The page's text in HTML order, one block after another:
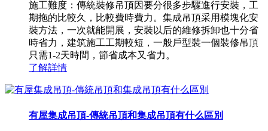
施工難度：傳統裝修吊頂因要分很多步驟進行安裝，工
期拖的比較久，比較費時費力。集成吊頂采用模塊化安
裝方法，一次就能開展，安裝以后的維修拆卸也十分省
時省力，建筑施工工期較短，一般戶型裝一個裝修吊頂
只需1-2天時間，節省成本又省力。
了解詳情
有屋集成吊頂-傳統吊頂和集成吊頂有什么區別